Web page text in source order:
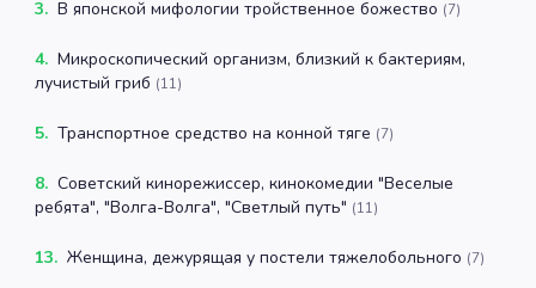
3. В японской мифологии тройственное божество (7)
4. Микроскопический организм, близкий к бактериям,
лучистый гриб (11)
5. Транспортное средство на конной тяге (7)
8. Советский кинорежиссер, кинокомедии "Веселые
ребята", "Волга-Волга", "Светлый путь" (11)
13. Женщина, дежурящая у постели тяжелобольного (7)